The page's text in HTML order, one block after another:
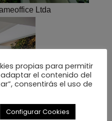
Ltda
propias para permitir
el contenido del
consentirás el uso de
Configurar Cookies